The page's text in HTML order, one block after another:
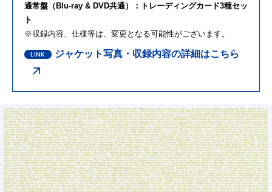
通常盤（Blu-ray & DVD共通）：トレーディングカード3種セッ
ト
※収録内容、仕様等は、変更となる可能性がございます。
ジャケット写真・収録内容の詳細はこちら